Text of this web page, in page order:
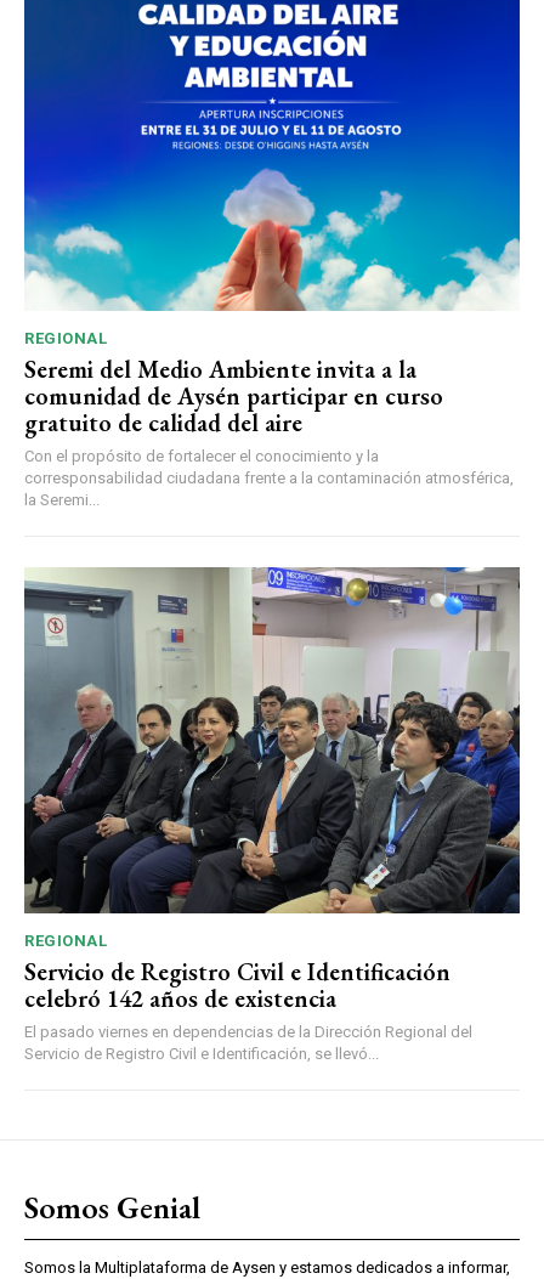
REGIONAL
Seremi del Medio Ambiente invita a la
comunidad de Aysén participar en curso
gratuito de calidad del aire
Con el propósito de fortalecer el conocimiento y la
corresponsabilidad ciudadana frente a la contaminación atmosférica,
la Seremi...
REGIONAL
Servicio de Registro Civil e Identificación
celebró 142 años de existencia
El pasado viernes en dependencias de la Dirección Regional del
Servicio de Registro Civil e Identificación, se llevó...
Somos Genial
Somos la Multiplataforma de Aysen y estamos dedicados a informar,